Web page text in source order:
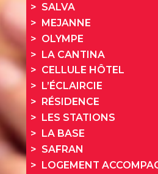
SALVA
MEJANNE
OLYMPE
LA CANTINA
CELLULE HÔTEL
L’ÉCLAIRCIE
RÉSIDENCE
LES STATIONS
LA BASE
SAFRAN
LOGEMENT